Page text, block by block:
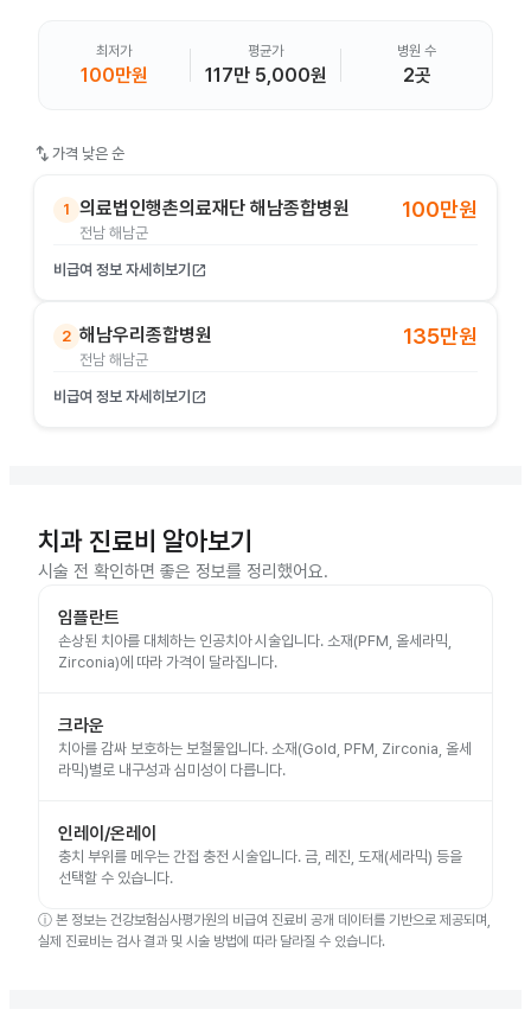
최저가
100만원
평균가
117만 5,000원
병원 수
2곳
swap_vert 가격 낮은 순
1 의료법인행촌의료재단 해남종합병원
전남 해남군
100만원
비급여 정보 자세히보기 open_in_new
2 해남우리종합병원
전남 해남군
135만원
비급여 정보 자세히보기 open_in_new
치과 진료비 알아보기
시술 전 확인하면 좋은 정보를 정리했어요.
임플란트
손상된 치아를 대체하는 인공치아 시술입니다. 소재(PFM, 올세라믹,
Zirconia)에 따라 가격이 달라집니다.
크라운
치아를 감싸 보호하는 보철물입니다. 소재(Gold, PFM, Zirconia, 올세
라믹)별로 내구성과 심미성이 다릅니다.
인레이/온레이
충치 부위를 메우는 간접 충전 시술입니다. 금, 레진, 도재(세라믹) 등을
선택할 수 있습니다.
ⓘ 본 정보는 건강보험심사평가원의 비급여 진료비 공개 데이터를 기반으로 제공되며,
실제 진료비는 검사 결과 및 시술 방법에 따라 달라질 수 있습니다.